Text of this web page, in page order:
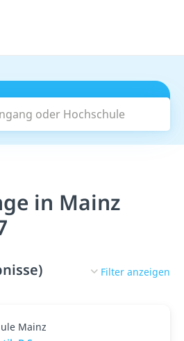
oder Hochschule
Suchen
in Mainz
Filter anzeigen
Mainz